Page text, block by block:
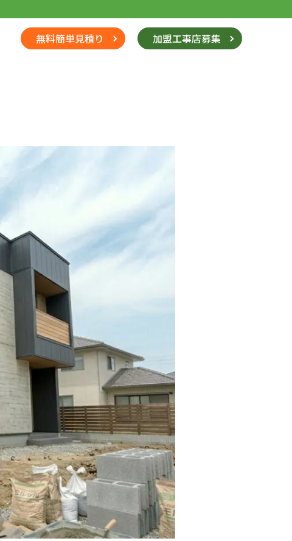
無料簡単見積り 加盟工事店募集